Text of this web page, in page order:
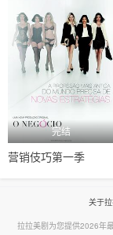
完结
营销伎巧第一季
关于
拉拉美剧为您提供2026年